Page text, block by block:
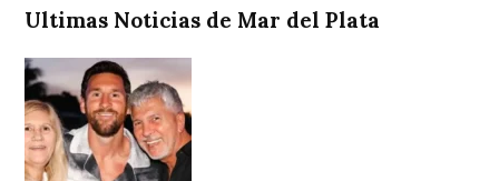
Ultimas Noticias de Mar del Plata